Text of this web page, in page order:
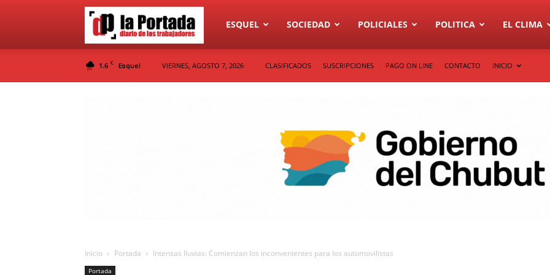
Diario
La
ESQUEL SOCIEDAD POLICIALES POLITICA EL CLIMA
1.6 C Esquel VIERNES, AGOSTO 7, 2026 CLASIFICADOS SUSCRIPCIONES PAGO ON LINE CONTACTO INICIO
Inicio Portada Intensas lluvias: Comienzan los inconvenientes para los automovilistas
Portada